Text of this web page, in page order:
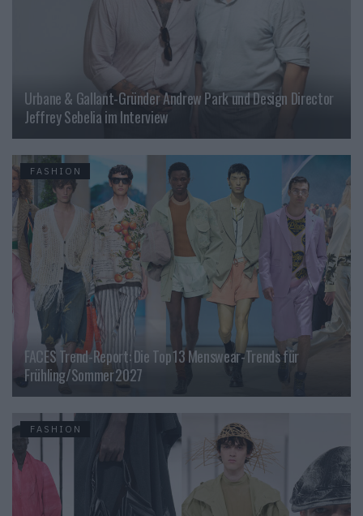
Urbane & Gallant-Gründer Andrew Park und Design Director
Jeffrey Sebelia im Interview
FASHION
FACES Trend-Report: Die Top 13 Menswear-Trends für
Frühling/Sommer 2027
FASHION